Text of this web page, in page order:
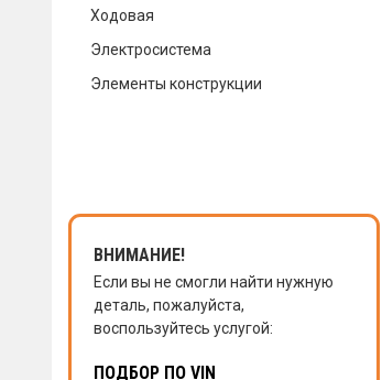
ЗАКАЗАТЬ ЗВОНОК
Ходовая
Электросистема
Элементы конструкции
ВНИМАНИЕ!
Если вы не смогли найти нужную
деталь, пожалуйста,
воспользуйтесь услугой:
ПОДБОР ПО VIN